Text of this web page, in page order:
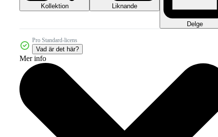
Kollektion Liknande
Delge
Pro Standard-licens
Vad är det här?
Mer info